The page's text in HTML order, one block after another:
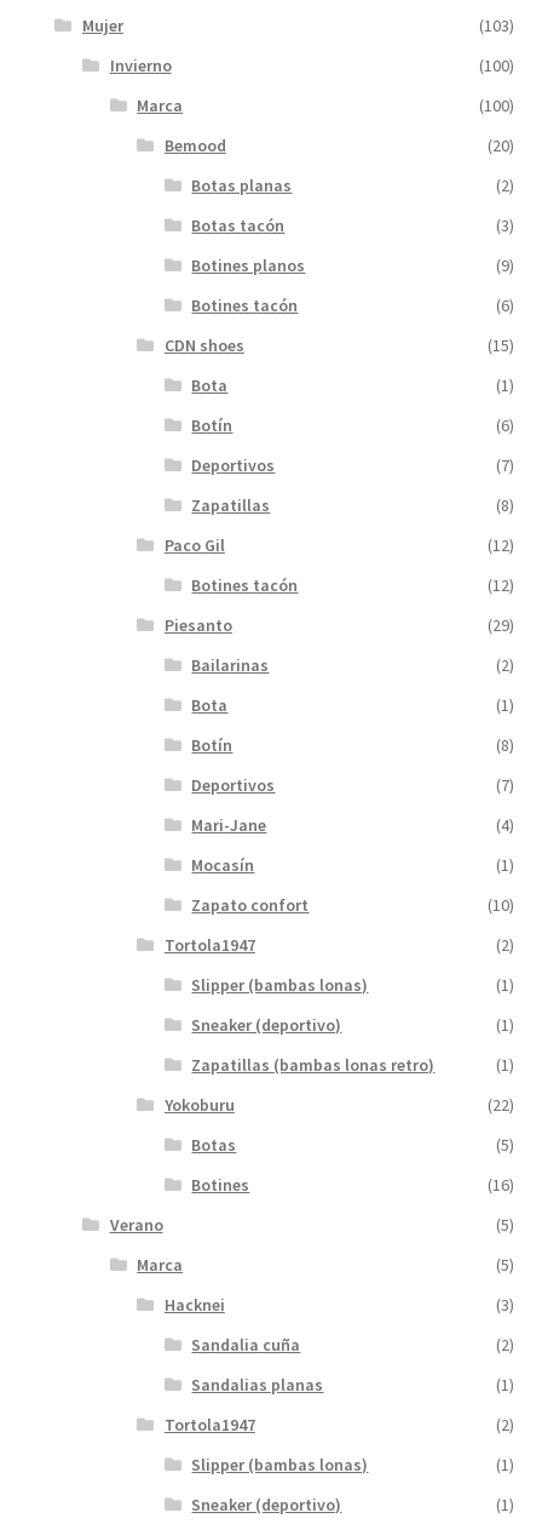
Mujer
(103)
Invierno
(100)
Marca
(100)
Bemood
(20)
Botas planas
(2)
Botas tacón
(3)
Botines planos
(9)
Botines tacón
(6)
CDN shoes
(15)
Bota
(1)
Botín
(6)
Deportivos
(7)
Zapatillas
(8)
Paco Gil
(12)
Botines tacón
(12)
Piesanto
(29)
Bailarinas
(2)
Bota
(1)
Botín
(8)
Deportivos
(7)
Mari-Jane
(4)
Mocasín
(1)
Zapato confort
(10)
Tortola1947
(2)
Slipper (bambas lonas)
(1)
Sneaker (deportivo)
(1)
Zapatillas (bambas lonas retro)
(1)
Yokoburu
(22)
Botas
(5)
Botines
(16)
Verano
(5)
Marca
(5)
Hacknei
(3)
Sandalia cuña
(2)
Sandalias planas
(1)
Tortola1947
(2)
Slipper (bambas lonas)
(1)
Sneaker (deportivo)
(1)